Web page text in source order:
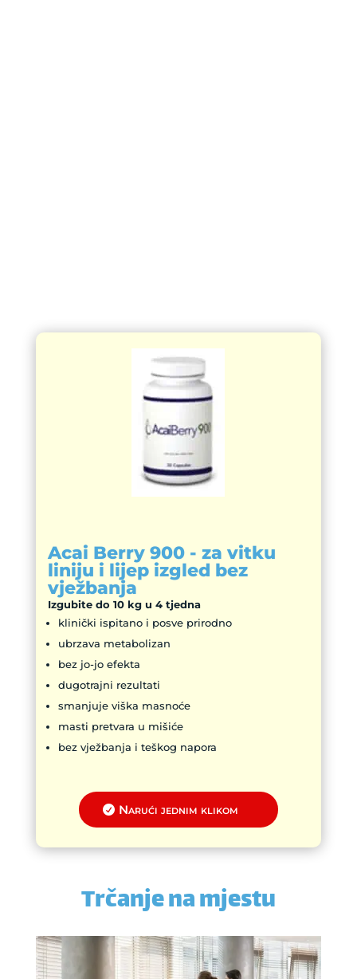
Acai Berry 900 - za vitku
liniju i lijep izgled bez
vježbanja
Izgubite do 10 kg u 4 tjedna
klinički ispitano i posve prirodno
ubrzava metabolizan
bez jo-jo efekta
dugotrajni rezultati
smanjuje viška masnoće
masti pretvara u mišiće
bez vježbanja i teškog napora
Narući jednim klikom
Trčanje na mjestu